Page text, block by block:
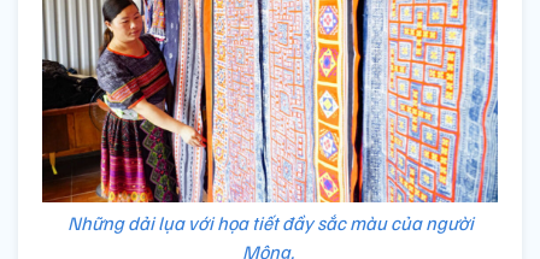
Những dải lụa với họa tiết đầy sắc màu của người
Mông.